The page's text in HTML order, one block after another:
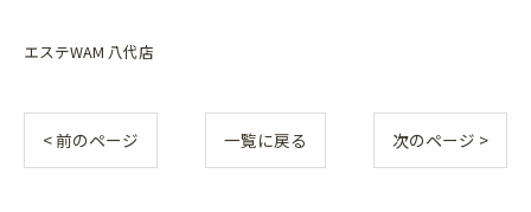
エステWAM 八代店
< 前のページ 一覧に戻る 次のページ >